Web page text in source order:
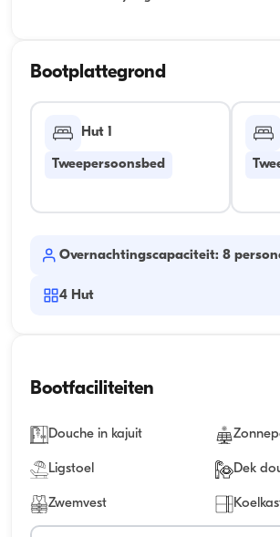
Bootplattegrond
Hut 1
Tweepersoonsbed
Overnachtingscapaciteit: 8
4 Hut
Bootfaciliteiten
Douche in kajuit
Ligstoel Dek
Zwemvest